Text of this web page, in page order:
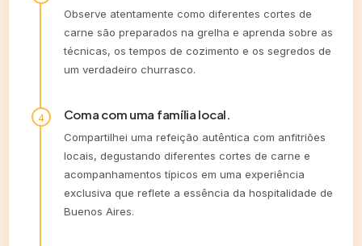
Observe atentamente como diferentes cortes de
carne são preparados na grelha e aprenda sobre as
técnicas, os tempos de cozimento e os segredos de
um verdadeiro churrasco.
Coma com uma família local.
Compartilhei uma refeição autêntica com anfitriões
locais, degustando diferentes cortes de carne e
acompanhamentos típicos em uma experiência
exclusiva que reflete a essência da hospitalidade de
Buenos Aires.